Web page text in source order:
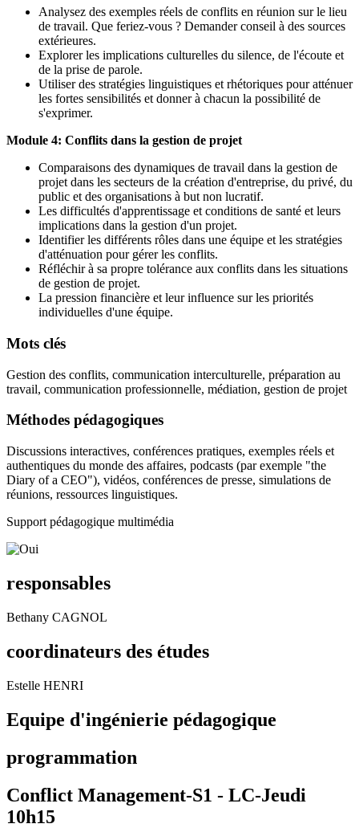
Analysez des exemples réels de conflits en réunion sur le lieu
de travail. Que feriez-vous ? Demander conseil à des sources
extérieures.
Explorer les implications culturelles du silence, de l'écoute et
de la prise de parole.
Utiliser des stratégies linguistiques et rhétoriques pour atténuer
les fortes sensibilités et donner à chacun la possibilité de
s'exprimer.
Module 4: Conflits dans la gestion de projet
Comparaisons des dynamiques de travail dans la gestion de
projet dans les secteurs de la création d'entreprise, du privé, du
public et des organisations à but non lucratif.
Les difficultés d'apprentissage et conditions de santé et leurs
implications dans la gestion d'un projet.
Identifier les différents rôles dans une équipe et les stratégies
d'atténuation pour gérer les conflits.
Réfléchir à sa propre tolérance aux conflits dans les situations
de gestion de projet.
La pression financière et leur influence sur les priorités
individuelles d'une équipe.
Mots clés
Gestion des conflits, communication interculturelle, préparation au
travail, communication professionnelle, médiation, gestion de projet
Méthodes pédagogiques
Discussions interactives, conférences pratiques, exemples réels et
authentiques du monde des affaires, podcasts (par exemple "the
Diary of a CEO"), vidéos, conférences de presse, simulations de
réunions, ressources linguistiques.
Support pédagogique multimédia
responsables
Bethany CAGNOL
coordinateurs des études
Estelle HENRI
Equipe d'ingénierie pédagogique
programmation
Conflict Management-S1 - LC-Jeudi
10h15